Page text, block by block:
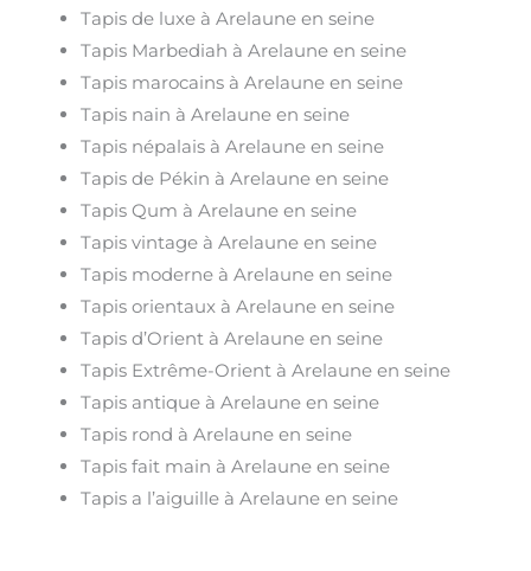
Tapis de luxe à Arelaune en seine
Tapis Marbediah à Arelaune en seine
Tapis marocains à Arelaune en seine
Tapis nain à Arelaune en seine
Tapis népalais à Arelaune en seine
Tapis de Pékin à Arelaune en seine
Tapis Qum à Arelaune en seine
Tapis vintage à Arelaune en seine
Tapis moderne à Arelaune en seine
Tapis orientaux à Arelaune en seine
Tapis d’Orient à Arelaune en seine
Tapis Extrême-Orient à Arelaune en seine
Tapis antique à Arelaune en seine
Tapis rond à Arelaune en seine
Tapis fait main à Arelaune en seine
Tapis a l’aiguille à Arelaune en seine